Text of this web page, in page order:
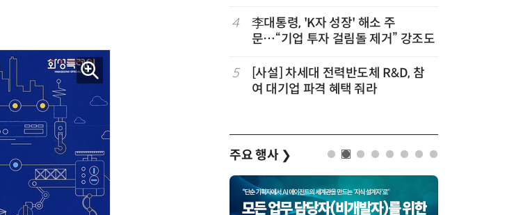
보기금' 신설해 공급망 사수
李대통령, '1390조 협력' 안고 지구
한 바퀴…귀국 직후 부동산·증시 점
검
4
李대통령, 'K자 성장' 해소 주
문…“기업 투자 걸림돌 제거” 강조도
5
[사설] 차세대 전력반도체 R&D, 참
여 대기업 파격 혜택 줘라
주요 행사 ❯